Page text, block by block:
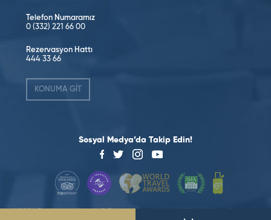
Telefon Numaramız
0 (332) 221 66 00
Rezervasyon Hattı
444 33 66
KONUMA GİT
Sosyal Medya’da Takip Edin!